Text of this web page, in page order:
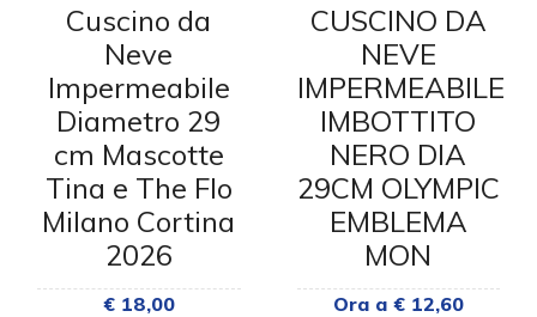
Cuscino da
Neve
Impermeabile
Diametro 29
cm Mascotte
Tina e The Flo
Milano Cortina
2026
€ 18,00
CUSCINO DA
NEVE
IMPERMEABILE
IMBOTTITO
NERO DIA
29CM OLYMPIC
EMBLEMA
MON
Ora a € 12,60